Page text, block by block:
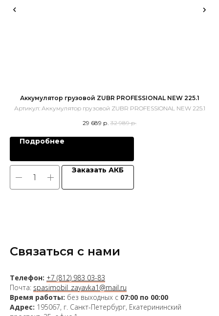
Аккумулятор грузовой ZUBR PROFESSIONAL NEW 225.1
Артикул: Аккумулятор грузовой ZUBR PROFESSIONAL NEW 225.1
29 689 р. 32 989 р.
Подробнее
Заказать АКБ
Связаться с нами
Телефон: +7 (812) 983 03-83
Почта: spasimobil_zayavka1@mail.ru
Время работы: без выходных с 07:00 по 00:00
Адрес: 195067, г. Санкт-Петербург, Екатерининский